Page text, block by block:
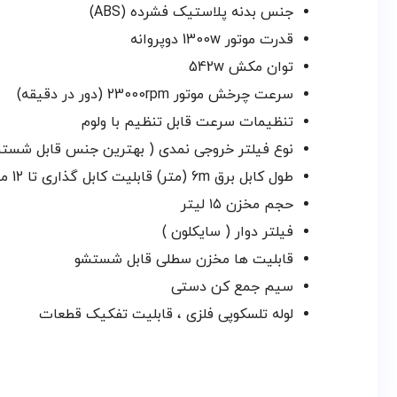
جنس بدنه پلاستیک فشرده (ABS)
قدرت موتور 1300w دوپروانه
توان مکش 542w
سرعت چرخش موتور 23000rpm (دور در دقیقه)
تنظیمات سرعت قابل تنظیم با ولوم
نوع فیلتر خروجی نمدی ( بهترین جنس قابل
طول کابل برق 6m (متر) قابلیت کابل گذاری تا 12 متر
حجم مخزن ۱۵ لیتر
فیلتر دوار ( سایکلون )
قابلیت ها مخزن سطلی قابل شستشو
سیم جمع کن دستی
لوله تلسکوپی فلزی ، قابلیت تفکیک قطعات